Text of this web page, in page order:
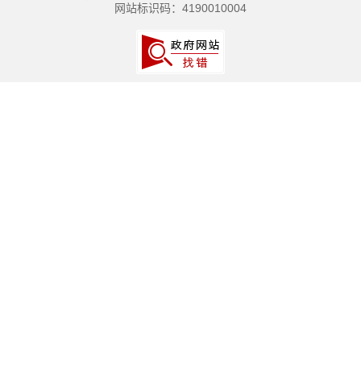
网站标识码：4190010004